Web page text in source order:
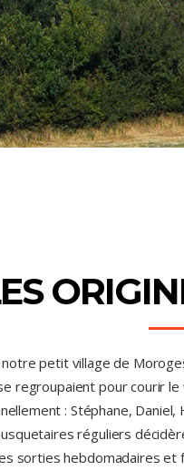
notre petit village de
regroupaient pour courir le
: Stéphane, Daniel,
réguliers
sorties hebdomadaires et